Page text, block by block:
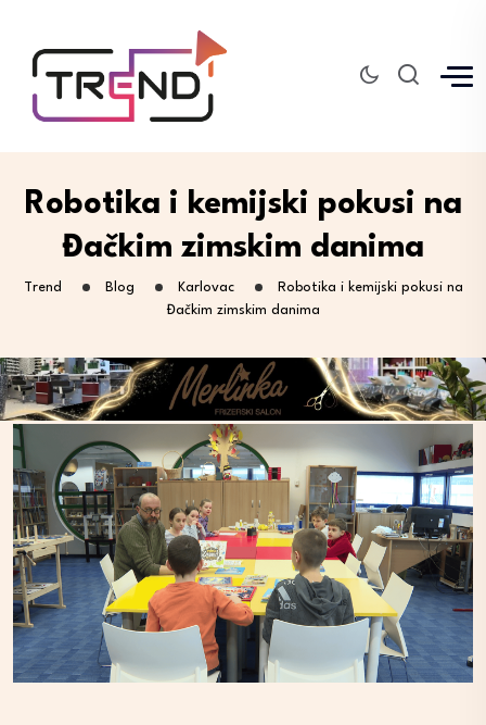
Robotika i kemijski pokusi na
Đačkim zimskim danima
Trend Blog Karlovac
Robotika i kemijski pokusi na
Đačkim zimskim danima